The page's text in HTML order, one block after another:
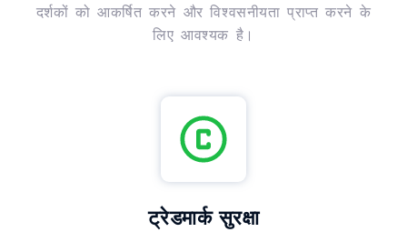
दर्शकों को आकर्षित करने और विश्वसनीयता प्राप्त करने के
लिए आवश्यक है।
ट्रेडमार्क सुरक्षा